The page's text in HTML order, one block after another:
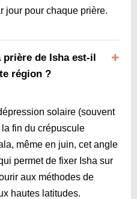
jour pour chaque prière.
de Isha est-il
région ?
solaire (souvent
fin du crépuscule
même en juin, cet angle
permet de fixer Isha sur
aux méthodes de
hautes latitudes.